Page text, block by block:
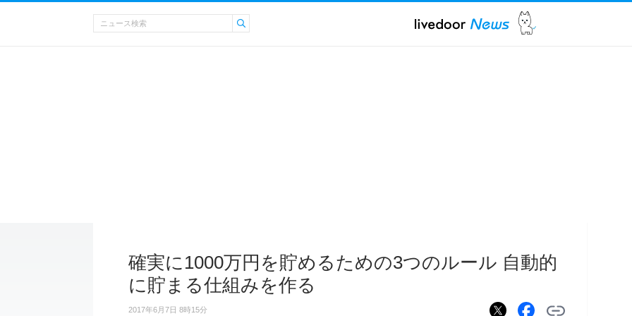
確実に1000万円を貯めるための3つのルール 自動的
に貯まる仕組みを作る
2017年6月7日 8時15分